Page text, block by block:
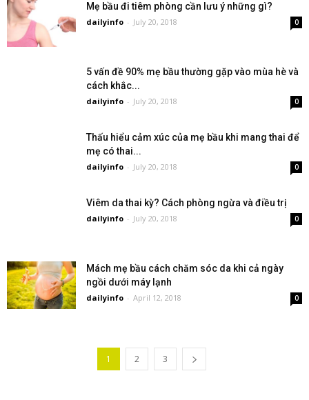
Mẹ bầu đi tiêm phòng cần lưu ý những gì?
dailyinfo - July 20, 2018 0
5 vấn đề 90% mẹ bầu thường gặp vào mùa hè và
cách khắc...
dailyinfo - July 20, 2018 0
Thấu hiểu cảm xúc của mẹ bầu khi mang thai để
mẹ có thai...
dailyinfo - July 20, 2018 0
Viêm da thai kỳ? Cách phòng ngừa và điều trị
dailyinfo - July 20, 2018 0
Mách mẹ bầu cách chăm sóc da khi cả ngày
ngồi dưới máy lạnh
dailyinfo - April 12, 2018 0
1 2 3